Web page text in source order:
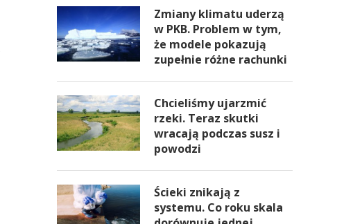
Zmiany klimatu uderzą
w PKB. Problem w tym,
że modele pokazują
zupełnie różne rachunki
Chcieliśmy ujarzmić
rzeki. Teraz skutki
wracają podczas susz i
powodzi
Ścieki znikają z
systemu. Co roku skala